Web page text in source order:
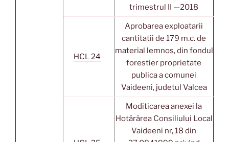
trimestrul II —2018
HCL 24
Aprobarea exploatarii
cantitatii de 179 m.c. de
material lemnos, din fondul
forestier proprietate
publica a comunei
Vaideeni, judetul Valcea
Moditicarea anexei la
Hotărârea Consiliului Local
Vaideeni nr, 18 din